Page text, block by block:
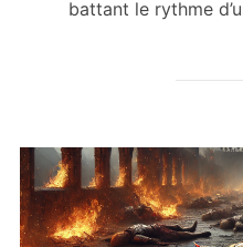
battant le rythme